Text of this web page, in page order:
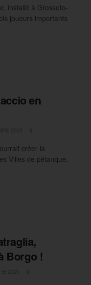
installé à Grosseto-
joueurs importants
en
créer la
Villes de pétanque,
Borgo !